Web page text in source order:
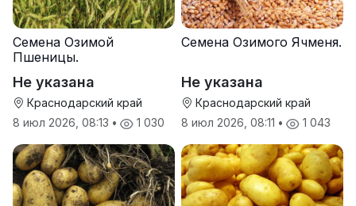
Семена Озимой
Пшеницы.
Не указана
Краснодарский край
8 июл 2026, 08:13 • 1 030
Семена Озимого Ячменя.
Не указана
Краснодарский край
8 июл 2026, 08:11 • 1 043